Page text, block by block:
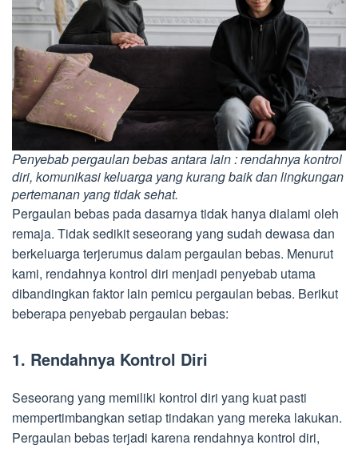
Penyebab pergaulan bebas antara lain : rendahnya kontrol
diri, komunikasi keluarga yang kurang baik dan lingkungan
pertemanan yang tidak sehat.
Pergaulan bebas pada dasarnya tidak hanya dialami oleh
remaja. Tidak sedikit seseorang yang sudah dewasa dan
berkeluarga terjerumus dalam pergaulan bebas. Menurut
kami, rendahnya kontrol diri menjadi penyebab utama
dibandingkan faktor lain pemicu pergaulan bebas. Berikut
beberapa penyebab pergaulan bebas:
1. Rendahnya Kontrol Diri
Seseorang yang memiliki kontrol diri yang kuat pasti
mempertimbangkan setiap tindakan yang mereka lakukan.
Pergaulan bebas terjadi karena rendahnya kontrol diri,